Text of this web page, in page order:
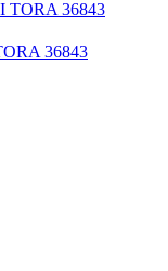
36843